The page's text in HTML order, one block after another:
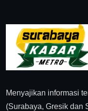
Menyajikan informasi
(Surabaya, Gresik dan